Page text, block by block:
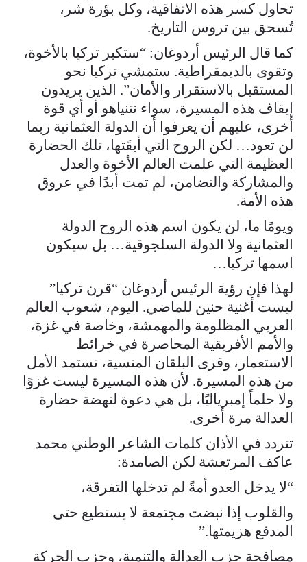
تحاول كسر هذه الاتفاقية، وكل بؤرة شر،
تُسحق بين تروس التاريخ.
كما قال الرئيس أردوغان: “ستكبر تركيا بالأخوة،
وتقوى بالديمقراطية. ستمشي تركيا نحو
المستقبل بالاستقرار والأمان”. الذين يريدون
إيقاف هذه المسيرة، سواء نتنياهو أو أي قوة
أخرى، عليهم أن يعرفوا أن الدولة العثمانية ربما
لن تعود… لكن الروح التي أبقَتها، تلك الحضارة
العظيمة التي علمت العالم الأخوة والعدل
والمشاركة والتضامن، لم تمت أبدًا في عروق
هذه الأمة.
ويومًا ما، لن يكون اسم هذه الروح الدولة
العثمانية ولا الدولة السلجوقية… بل سيكون
اسمها تركيا…
لهذا فإن رؤية الرئيس أردوغان “قرن تركيا”
ليست أغنية حنين للماضي. اليوم، شعوب العالم
العربي المظلومة والمهمشة، وخاصة في غزة،
والأمم الأفريقية المحاصرة في خرائط
الاستعمار، وقرى البلقان المنسية، تستمد الأمل
من هذه المسيرة. لأن هذه المسيرة ليست غزوًا
ولا حلماً إمبرياليًا، بل هي دعوة لنهضة حضارة
العدالة مرة أخرى.
تتردد في الأذان كلمات الشاعر الوطني محمد
عاكف المرتعشة لكن الصامدة:
“لا يدخل العدو أمةً لم تدخلها التفرقة،
والقلوب إذا نبضت مجتمعة لا يستطيع حتى
المدفع هزيمتها.”
مصافحة حزب العدالة والتنمية، وحزب الحركة